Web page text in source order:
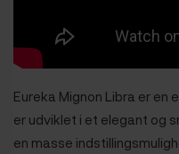
Eureka Mignon Libra er
er udviklet i et elegant og
en masse